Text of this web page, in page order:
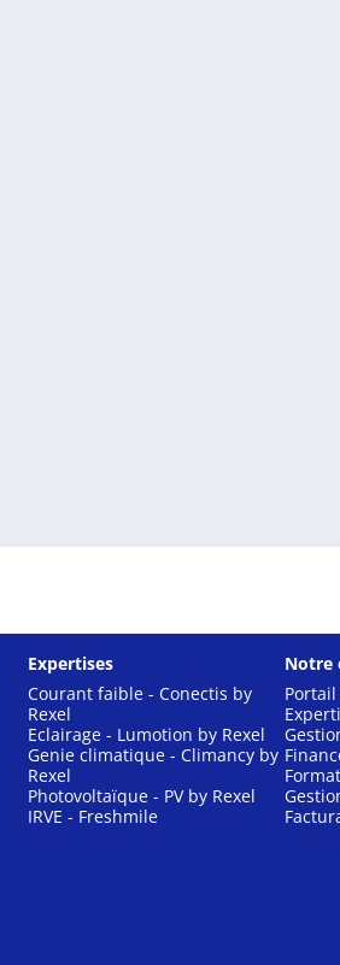
Expertises
Courant faible - Conectis by
Rexel
Eclairage - Lumotion by Rexel
Genie climatique - Climancy by
Rexel
Photovoltaïque - PV by Rexel
IRVE - Freshmile
Notre